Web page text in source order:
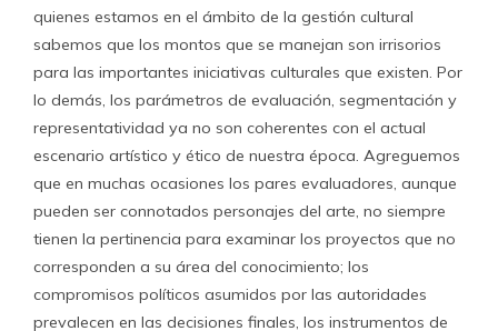
quienes estamos en el ámbito de la gestión cultural
sabemos que los montos que se manejan son irrisorios
para las importantes iniciativas culturales que existen. Por
lo demás, los parámetros de evaluación, segmentación y
representatividad ya no son coherentes con el actual
escenario artístico y ético de nuestra época. Agreguemos
que en muchas ocasiones los pares evaluadores, aunque
pueden ser connotados personajes del arte, no siempre
tienen la pertinencia para examinar los proyectos que no
corresponden a su área del conocimiento; los
compromisos políticos asumidos por las autoridades
prevalecen en las decisiones finales, los instrumentos de